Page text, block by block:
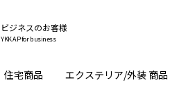
ビジネスのお客様
YKK AP for business
住宅商品 エクステリア/外装 商品